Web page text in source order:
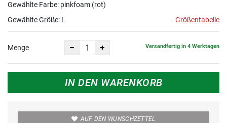
Gewählte Farbe: pinkfoam (rot)
Gewählte Größe: L Größentabelle
Menge Versandfertig in 4 Werktagen
IN DEN WARENKORB
AUF DEN WUNSCHZETTEL